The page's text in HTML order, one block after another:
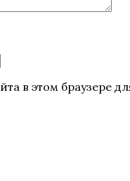
в этом браузере